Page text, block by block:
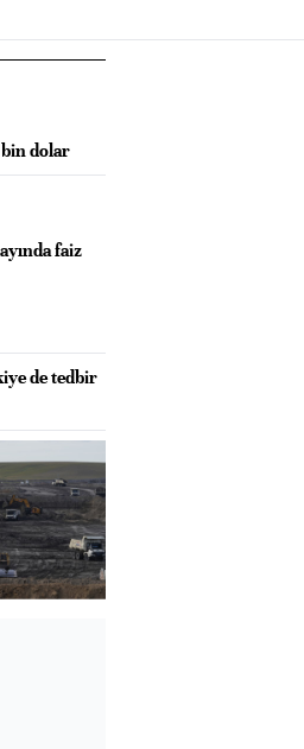
bin dolar
faiz
de tedbir